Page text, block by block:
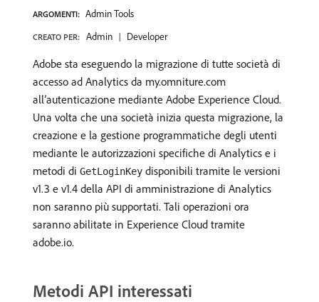
ARGOMENTI: Admin Tools
CREATO PER: Admin Developer
Adobe sta eseguendo la migrazione di tutte società di
accesso ad Analytics da my.omniture.com
all’autenticazione mediante Adobe Experience Cloud.
Una volta che una società inizia questa migrazione, la
creazione e la gestione programmatiche degli utenti
mediante le autorizzazioni specifiche di Analytics e i
metodi di GetLoginKey disponibili tramite le versioni
v1.3 e v1.4 della API di amministrazione di Analytics
non saranno più supportati. Tali operazioni ora
saranno abilitate in Experience Cloud tramite
adobe.io.
Metodi API interessati